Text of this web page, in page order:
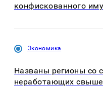
конфискованного
Экономика
Названы регионы со
неработающих свыше